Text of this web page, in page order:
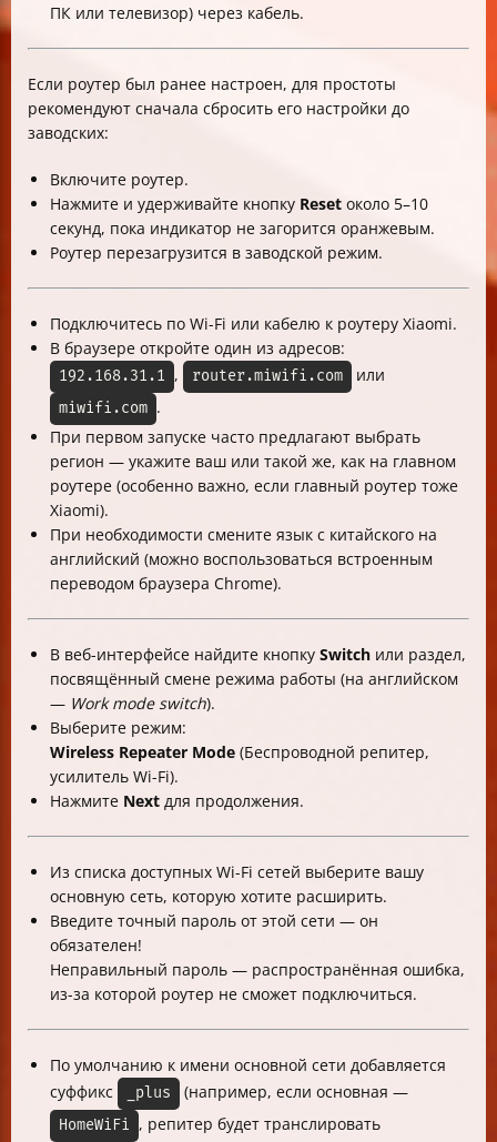
ПК или телевизор) через кабель.
Если роутер был ранее настроен, для простоты
рекомендуют сначала сбросить его настройки до
заводских:
Включите роутер.
Нажмите и удерживайте кнопку Reset около 5–10
секунд, пока индикатор не загорится оранжевым.
Роутер перезагрузится в заводской режим.
Подключитесь по Wi-Fi или кабелю к роутеру Xiaomi.
В браузере откройте один из адресов:
192.168.31.1 , router.miwifi.com или
miwifi.com .
При первом запуске часто предлагают выбрать
регион — укажите ваш или такой же, как на главном
роутере (особенно важно, если главный роутер тоже
Xiaomi).
При необходимости смените язык с китайского на
английский (можно воспользоваться встроенным
переводом браузера Chrome).
В веб-интерфейсе найдите кнопку Switch или раздел,
посвящённый смене режима работы (на английском
— Work mode switch).
Выберите режим:
Wireless Repeater Mode (Беспроводной репитер,
усилитель Wi-Fi).
Нажмите Next для продолжения.
Из списка доступных Wi-Fi сетей выберите вашу
основную сеть, которую хотите расширить.
Введите точный пароль от этой сети — он
обязателен!
Неправильный пароль — распространённая ошибка,
из-за которой роутер не сможет подключиться.
По умолчанию к имени основной сети добавляется
суффикс
_plus (например, если основная —
HomeWiFi , репитер будет транслировать